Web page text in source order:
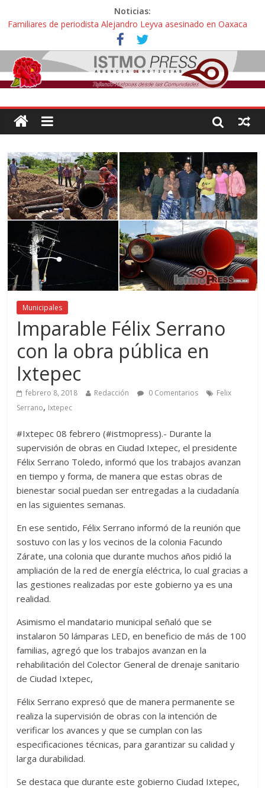
Noticias:
Familiares de periodista Alejandro Leyva asesinado en Oaxaca
protestan y exigen justicia en desfile de delegaciones
Alertan pescadores de Juchitán, Oaxaca de nuevo despojo de su
territorio para construir un parque eólico
Pescadores y comuneros ikoots detienen la extracción ilegal de
material pétreo de gravera Oyamel
ahora pescadores de Salinas del Marqués denuncian daños de
Pemex
Municipales
Imparable Félix Serrano
con la obra pública en
Ixtepec
febrero 8, 2018 Redacción 0 Comentarios
Felix
Serrano, Ixtepec
#Ixtepec 08 febrero (#istmopress).- Durante la
supervisión de obras en Ciudad Ixtepec, el presidente
Félix Serrano Toledo, informó que los trabajos avanzan
en tiempo y forma, de manera que estas obras de
bienestar social puedan ser entregadas a la ciudadanía
en las siguientes semanas.
En ese sentido, Félix Serrano informó de la reunión que
sostuvo con las y los vecinos de la colonia Facundo
Zárate, una colonia que durante muchos años pidió la
ampliación de la red de energía eléctrica, lo cual gracias a
las gestiones realizadas por este gobierno ya es una
realidad.
Asimismo el mandatario municipal señaló que se
instalaron 50 lámparas LED, en beneficio de más de 100
familias, agregó que los trabajos avanzan en la
rehabilitación del Colector General de drenaje sanitario
de Ciudad Ixtepec,
Félix Serrano expresó que de manera permanente se
realiza la supervisión de obras con la intención de
verificar los avances y que se cumplan con las
especificaciones técnicas, para garantizar su calidad y
larga durabilidad.
Se destaca que durante este gobierno Ciudad Ixtepec,